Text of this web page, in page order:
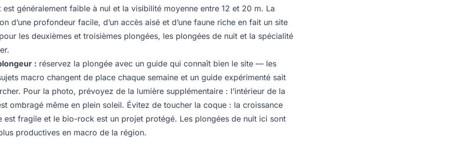
est généralement faible à nul et la visibilité moyenne entre 12 et 20 m. La
d’une profondeur facile, d’un accès aisé et d’une faune riche en fait un site
les deuxièmes et troisièmes plongées, les plongées de nuit et la spécialité
: réservez la plongée avec un guide qui connaît bien le site — les
macro changent de place chaque semaine et un guide expérimenté sait
Pour la photo, prévoyez de la lumière supplémentaire : l’intérieur de la
ombragé même en plein soleil. Évitez de toucher la coque : la croissance
est fragile et le bio-rock est un projet protégé. Les plongées de nuit ici sont
productives en macro de la région.